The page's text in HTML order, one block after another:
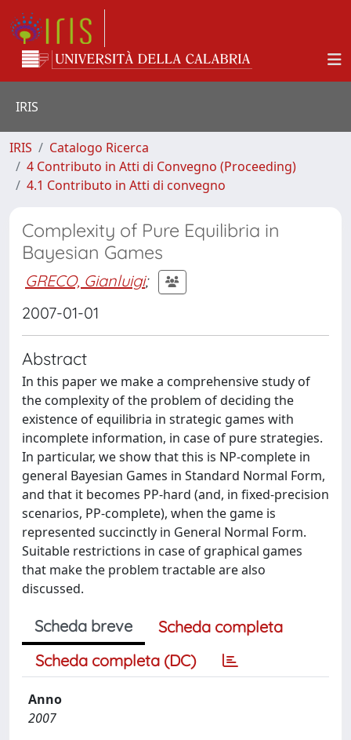
IRIS
IRIS
Catalogo Ricerca
4 Contributo in Atti di Convegno (Proceeding)
4.1 Contributo in Atti di convegno
Complexity of Pure Equilibria in
Bayesian Games
GRECO, Gianluigi;
2007-01-01
Abstract
In this paper we make a comprehensive study of
the complexity of the problem of deciding the
existence of equilibria in strategic games with
incomplete information, in case of pure strategies.
In particular, we show that this is NP-complete in
general Bayesian Games in Standard Normal Form,
and that it becomes PP-hard (and, in fixed-precision
scenarios, PP-complete), when the game is
represented succinctly in General Normal Form.
Suitable restrictions in case of graphical games
that make the problem tractable are also
discussed.
Scheda breve
Scheda completa
Scheda completa (DC)
Anno
2007